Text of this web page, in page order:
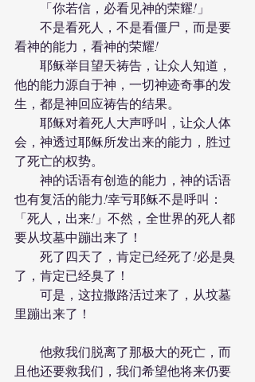
「你若信，必看见神的荣耀!」
不是看死人，不是看僵尸，而是要
看神的能力，看神的荣耀!
耶稣举目望天祷告，让众人知道，
他的能力源自于神，一切神迹奇事的发
生，都是神回应祷告的结果。
耶稣对着死人大声呼叫，让众人体
会，神透过耶稣所发出来的能力，胜过
了死亡的权势。
神的话语有创造的能力，神的话语
也有复活的能力!幸亏耶稣不是呼叫：
「死人，出来!」不然，全世界的死人都
要从坟墓中蹦出来了！
死了四天了，肯定已经死了!必是臭
了，肯定已经臭了！
可是，这拉撒路活过来了，从坟墓
里蹦出来了！
他救我们脱离了那极大的死亡，而
且他还要救我们，我们希望他将来仍要